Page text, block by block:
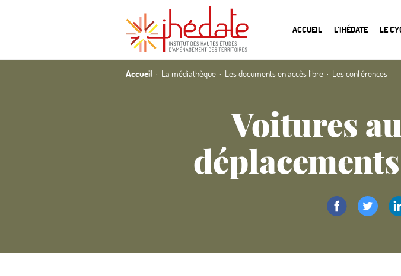
ACCUEIL L’IHÉDATE LE
Accueil La médiathèque Les documents en accès libre Les conférences
Voitures